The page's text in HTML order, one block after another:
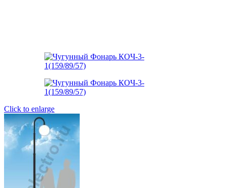
Click to enlarge